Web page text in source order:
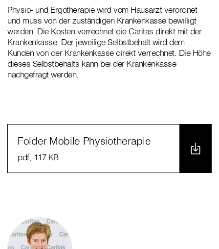
Physio- und Ergotherapie wird vom Hausarzt verordnet
und muss von der zuständigen Krankenkasse bewilligt
werden. Die Kosten verrechnet die Caritas direkt mit der
Krankenkasse. Der jeweilige Selbstbehalt wird dem
Kunden von der Krankenkasse direkt verrechnet. Die Höhe
dieses Selbstbehalts kann bei der Krankenkasse
nachgefragt werden.
Folder Mobile Physiotherapie
pdf, 117 KB